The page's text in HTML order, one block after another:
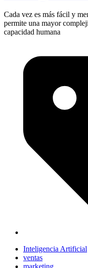
Cada vez es más fácil y
permite una mayor
capacidad humana
Inteligencia Artificial
ventas
marketing